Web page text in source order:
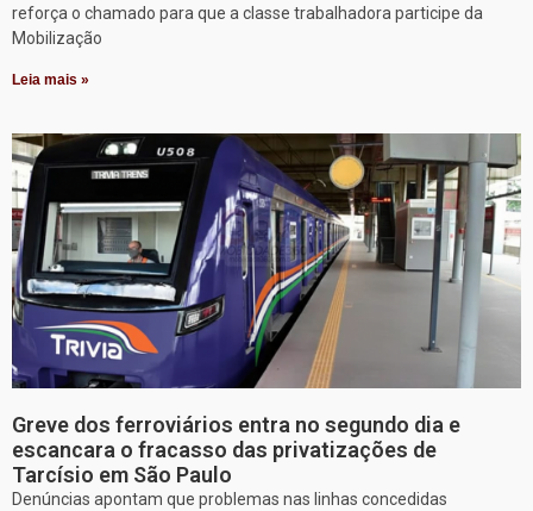
reforça o chamado para que a classe trabalhadora participe da
Mobilização
Leia mais »
Greve dos ferroviários entra no segundo dia e
escancara o fracasso das privatizações de
Tarcísio em São Paulo
Denúncias apontam que problemas nas linhas concedidas